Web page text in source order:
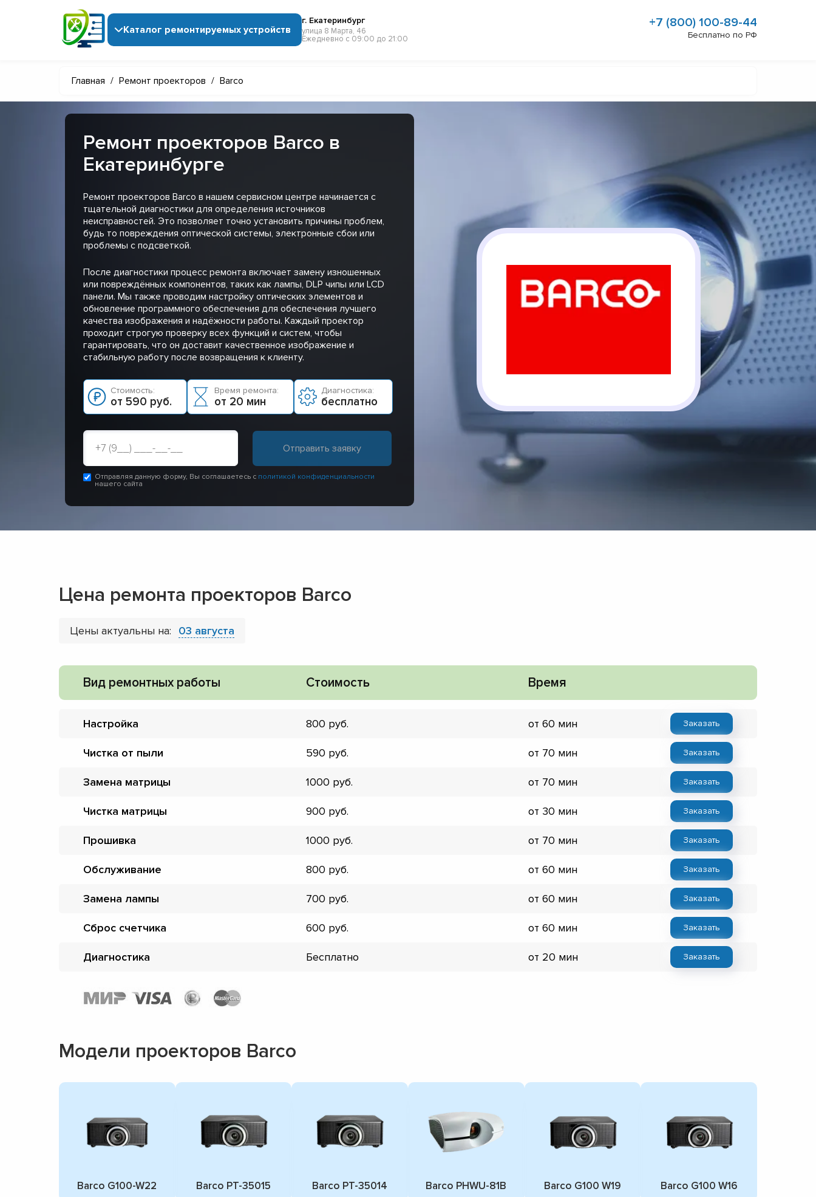
Каталог ремонтируемых устройств
г. Екатеринбург
улица 8 Марта, 46
Ежедневно с 09:00 до 21:00
+7 (800) 100-89-44
Бесплатно по РФ
Главная / Ремонт проекторов / Barco
Ремонт проекторов Barco в
Екатеринбурге
Ремонт проекторов Barco в нашем сервисном центре начинается с
тщательной диагностики для определения источников
неисправностей. Это позволяет точно установить причины проблем,
будь то повреждения оптической системы, электронные сбои или
проблемы с подсветкой.
После диагностики процесс ремонта включает замену изношенных
или повреждённых компонентов, таких как лампы, DLP чипы или LCD
панели. Мы также проводим настройку оптических элементов и
обновление программного обеспечения для обеспечения лучшего
качества изображения и надёжности работы. Каждый проектор
проходит строгую проверку всех функций и систем, чтобы
гарантировать, что он доставит качественное изображение и
стабильную работу после возвращения к клиенту.
Стоимость:
от 590 руб.
Время ремонта:
от 20 мин
Диагностика:
бесплатно
Отправляя данную форму, Вы соглашаетесь с политикой конфиденциальности
нашего сайта
Цена ремонта проекторов Barco
Цены актуальны на: 03 августа
Вид ремонтных работы Стоимость Время
Настройка 800 от 60 мин Заказать
Чистка от пыли 590 от 70 мин Заказать
Замена матрицы 1000 от 70 мин Заказать
Чистка матрицы 900 от 30 мин Заказать
Прошивка 1000 от 70 мин Заказать
Обслуживание 800 от 60 мин Заказать
Замена лампы 700 от 60 мин Заказать
Сброс счетчика 600 от 60 мин Заказать
Диагностика Бесплатно от 20 мин Заказать
Модели проекторов Barco
Barco G100-W22 Barco PT-35015 Barco PT-35014 Barco PHWU-81B Barco G100 W19 Barco G100 W16